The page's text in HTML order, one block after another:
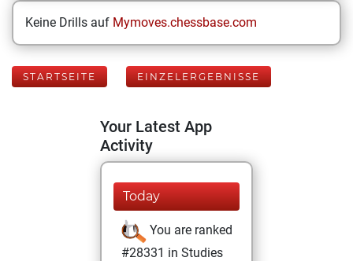
Keine Drills auf Mymoves.chessbase.com
STARTSEITE EINZELERGEBNISSE
Your Latest App
Activity
Today
You are ranked
#28331 in Studies